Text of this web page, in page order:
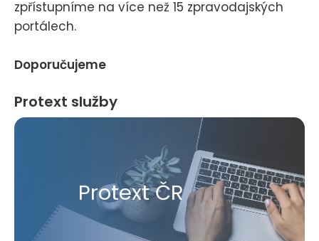
zpřístupníme na více než 15 zpravodajských
portálech.
Doporučujeme
Protext služby
Protext ČR